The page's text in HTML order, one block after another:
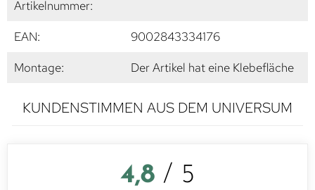
Artikelnummer:
EAN:
9002843334176
Montage:
Der Artikel hat eine Klebefläche
KUNDENSTIMMEN AUS DEM UNIVERSUM
4,8 / 5